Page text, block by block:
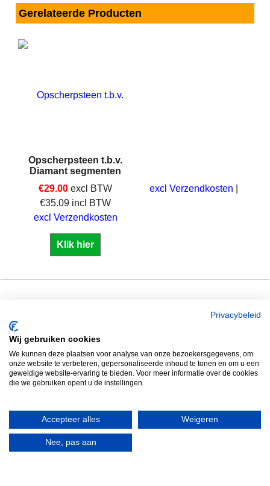
Gerelateerde Producten
Opscherpsteen t.b.v.
Diamant segmenten
€29.00 excl BTW
€35.09 incl BTW
excl Verzendkosten
Klik hier
excl Verzendkosten
38
8243 RC Lelystad
Nederland
Informatie
Tel: +31 320 793011
Email: info@spero.nl
Winkelmandje
Voorwaarden
Winkelmandje
Privacybeleid
Wij gebruiken cookies
We kunnen deze plaatsen voor analyse van onze bezoekersgegevens, om
onze website te verbeteren, gepersonaliseerde inhoud te tonen en om u een
geweldige website-ervaring te bieden. Voor meer informatie over de cookies
die we gebruiken opent u de instellingen.
Accepteer alles Weigeren
Nee, pas aan